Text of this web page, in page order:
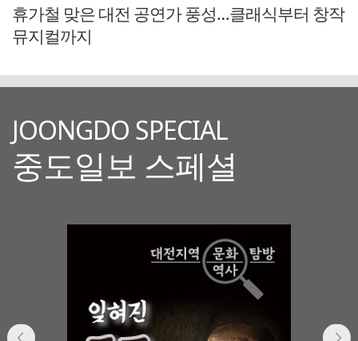
휴가철 맞은 대전 공연가 풍성…클래식부터 창작
뮤지컬까지
JOONGDO SPECIAL
중도일보 스페셜